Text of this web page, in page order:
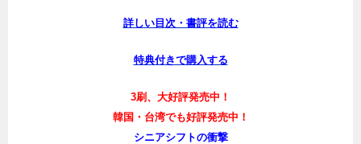
詳しい目次・書評を読む
特典付きで購入する
3刷、大好評発売中！
韓国・台湾でも好評発売中！
シニアシフトの衝撃